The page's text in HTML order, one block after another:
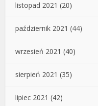
listopad 2021 (20)
październik 2021 (44)
wrzesień 2021 (40)
sierpień 2021 (35)
lipiec 2021 (42)